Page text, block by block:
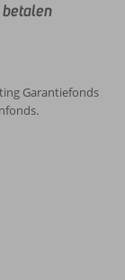
Garantiefonds